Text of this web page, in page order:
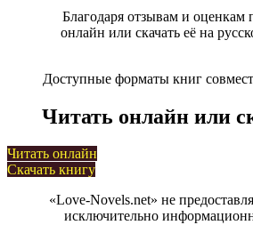
Благодаря отзывам и оценкам
онлайн или скачать её на
Доступные форматы книг
Читать онлайн или
Читать онлайн
Скачать книгу
«Love-Novels.net» не
исключительно